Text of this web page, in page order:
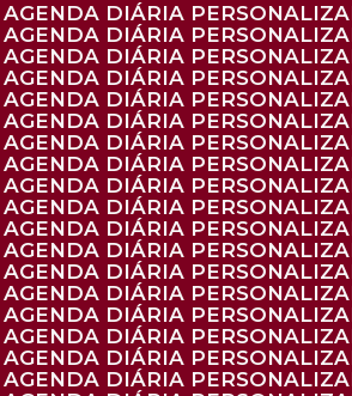
AGENDA DIÁRIA
AGENDA DIÁRIA
AGENDA DIÁRIA
AGENDA DIÁRIA
AGENDA DIÁRIA
AGENDA DIÁRIA
AGENDA DIÁRIA
AGENDA DIÁRIA
AGENDA DIÁRIA
AGENDA DIÁRIA
AGENDA DIÁRIA
AGENDA DIÁRIA
AGENDA DIÁRIA
AGENDA DIÁRIA
AGENDA DIÁRIA
AGENDA DIÁRIA
AGENDA DIÁRIA
AGENDA DIÁRIA